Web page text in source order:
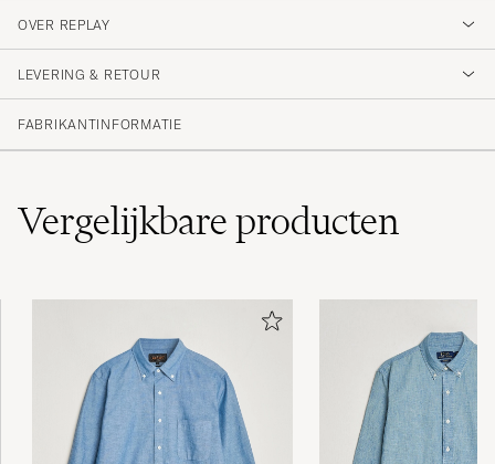
OVER REPLAY
LEVERING & RETOUR
FABRIKANTINFORMATIE
Vergelijkbareproducten